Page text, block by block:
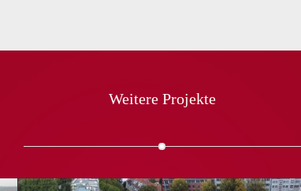
Weitere Projekte